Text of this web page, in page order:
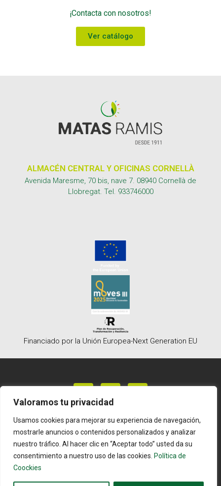
Valoramos tu privacidad
Usamos cookies para mejorar su experiencia de navegación,
mostrarle anuncios o contenidos personalizados y analizar
nuestro tráfico. Al hacer clic en “Aceptar todo” usted da su
consentimiento a nuestro uso de las cookies. Política de
Coockies
WhatsApp
¡Contacta con nosotros!
Ver catálogo
ALMACÉN CENTRAL Y OFICINAS CORNELLÀ
Avenida Maresme, 70 bis, nave 7. 08940 Cornellà de
Llobregat. Tel. 933746000
Financiado por la Unión Europea-Next Generation EU
Política de privacidad
Política de Coockies
Aviso Legal